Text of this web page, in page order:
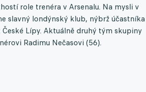
role trenéra v Arsenalu. Na mysli v
slavný londýnský klub, nýbrž účastníka
Lípy. Aktuálně druhý tým skupiny
Radimu Nečasovi (56).